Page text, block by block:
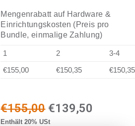
Mengenrabatt auf Hardware &
Einrichtungskosten (Preis pro
Bundle, einmalige Zahlung)
1 2
3-4
€155,00
€150,35 €150,35
€155,00 €139,50
Enthält 20% USt